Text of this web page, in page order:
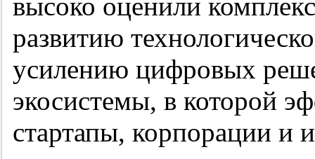
развитию
усилению цифровых
экосистемы, в которой
стартапы, корпорации и